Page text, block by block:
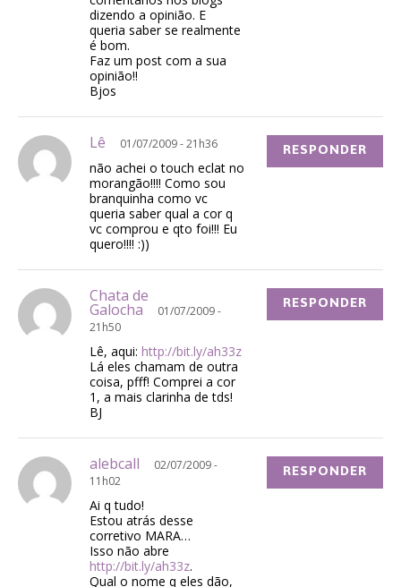
dizendo a opinião. E
queria saber se realmente
é bom.
Faz um post com a sua
opinião!!
Bjos
Lê 01/07/2009 - 21h36
não achei o touch eclat no
morangão!!!! Como sou
branquinha como vc
queria saber qual a cor q
vc comprou e qto foi!!! Eu
quero!!!! :))
RESPONDER
Chata de
Galocha
01/07/2009 -
21h50
Lê, aqui: http://bit.ly/ah33z
Lá eles chamam de outra
coisa, pfff! Comprei a cor
1, a mais clarinha de tds!
BJ
RESPONDER
alebcall
02/07/2009 -
11h02
Ai q tudo!
Estou atrás desse
corretivo MARA…
Isso não abre
http://bit.ly/ah33z.
Qual o nome q eles dão,
RESPONDER